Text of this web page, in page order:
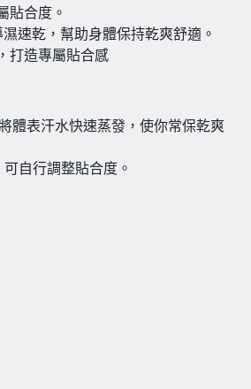
貼合度。
速乾，幫助身體保持乾爽舒適。
打造專屬貼合感
體表汗水快速蒸發，使你常保乾爽
自行調整貼合度。